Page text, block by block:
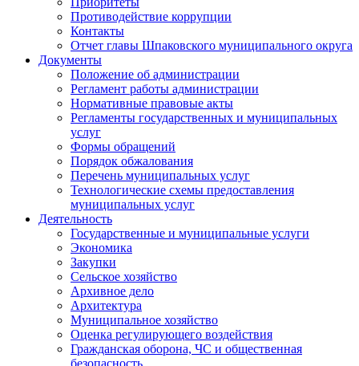
Противодействие коррупции
Контакты
Отчет главы Шпаковского муниципального округа
Документы
Положение об администрации
Регламент работы администрации
Нормативные правовые акты
Регламенты государственных и муниципальных
услуг
Формы обращений
Порядок обжалования
Перечень муниципальных услуг
Технологические схемы предоставления
муниципальных услуг
Деятельность
Государственные и муниципальные услуги
Экономика
Закупки
Сельское хозяйство
Архивное дело
Архитектура
Муниципальное хозяйство
Оценка регулирующего воздействия
Гражданская оборона, ЧС и общественная
безопасность